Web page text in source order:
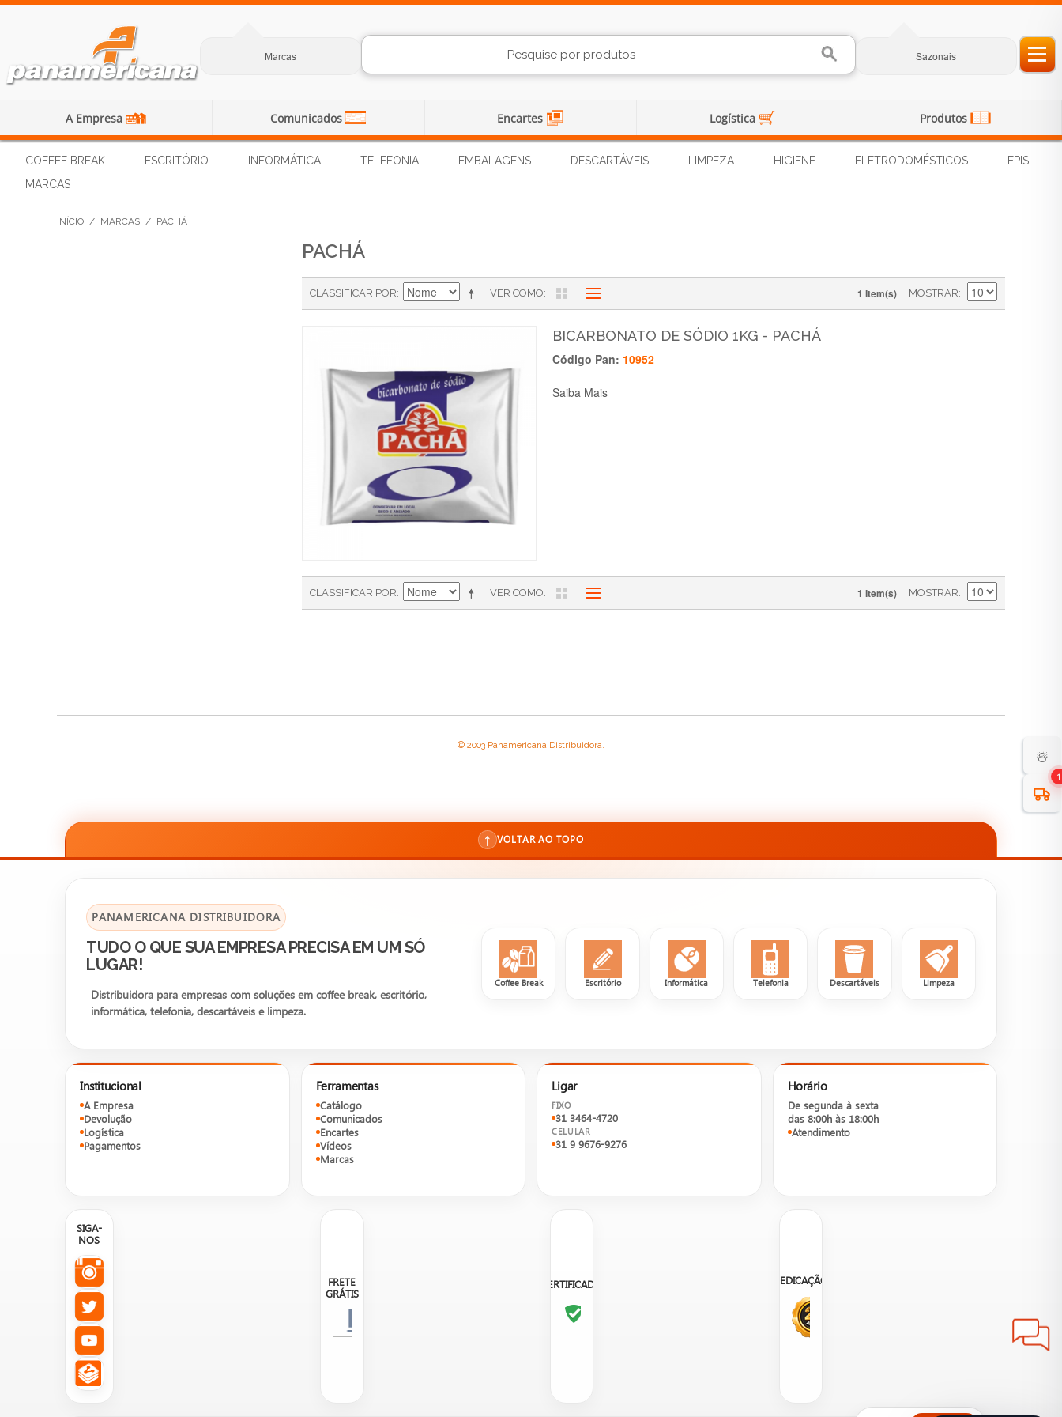
Marcas Sazonais
A Empresa Comunicados Encartes Logística Produtos
COFFEE BREAK ESCRITÓRIO INFORMÁTICA TELEFONIA EMBALAGENS DESCARTÁVEIS LIMPEZA HIGIENE ELETRODOMÉSTICOS
EPIS
MARCAS
INÍCIO / MARCAS / PACHÁ
PACHÁ
VER COMO
CLASSIFICAR POR 1 Item(s) MOSTRAR
BICARBONATO DE SÓDIO 1KG - PACHÁ
Código Pan: 10952
Saiba Mais
VER COMO
CLASSIFICAR POR 1 Item(s) MOSTRAR
☃️
1
© 2003 Panamericana Distribuidora.
↑ VOLTAR AO TOPO
PANAMERICANA DISTRIBUIDORA
TUDO O QUE SUA EMPRESA PRECISA EM UM SÓ
LUGAR!
Distribuidora para empresas com soluções em coffee break, escritório,
informática, telefonia, descartáveis e limpeza.
Coffee Break Escritório Informática Telefonia Descartáveis Limpeza
Institucional
A Empresa
Devolução
Logística
Pagamentos
Ferramentas
Catálogo
Comunicados
Encartes
Vídeos
Marcas
Ligar
FIXO
31 3464-4720
CELULAR
31 9 9676-9276
Horário
De segunda à sexta
das 8:00h às 18:00h
Atendimento
SIGA-
NOS
FRETE
GRÁTIS
CERTIFICADO DEDICAÇÃO